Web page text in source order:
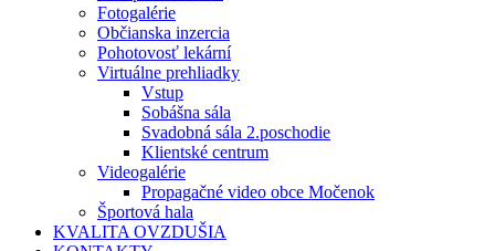
Fotogalérie
Občianska inzercia
Pohotovosť lekární
Virtuálne prehliadky
Vstup
Sobášna sála
Svadobná sála 2.poschodie
Klientské centrum
Videogalérie
Propagačné video obce Močenok
Športová hala
KVALITA OVZDUŠIA